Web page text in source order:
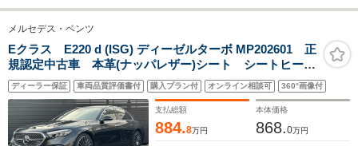
メルセデス・ベンツ
Eクラス E220 d (ISG) ディーゼルターボ MP202601 正
規認定中古車 本革(ナッパレザー)シート シートヒータ
ープラス シートヒーター ラグジュアリーヘッドレス
ト マルチコントロールシートバックパッケージ ステ
アリングヒーター エナジャイジングパッケージ
ディーラー保証 車両品質評価書付 購入プラン付 オンライン相談可 360°画像付
支払総額
884.8万円
本体価格
868.0万円